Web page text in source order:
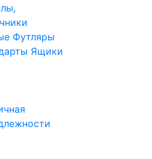
Футляры
Ящики